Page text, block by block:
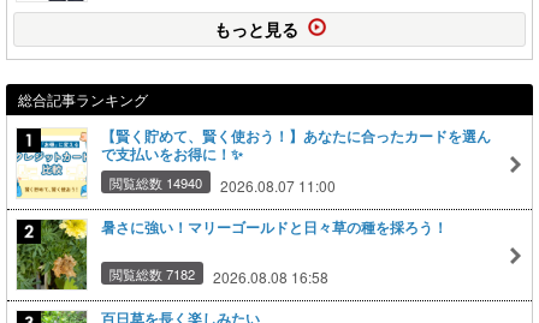
もっと見る
総合記事ランキング
【賢く貯めて、賢く使おう！】あなたに合ったカードを選ん
で支払いをお得に！✨
閲覧総数 14940 2026.08.07 11:00
暑さに強い！マリーゴールドと日々草の種を採ろう！
閲覧総数 7182 2026.08.08 16:58
百日草を長く楽しみたい